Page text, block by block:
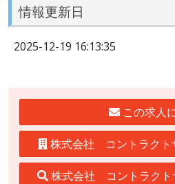
情報更新日
2025-12-19 16:13:35
この求人
株式会社 コントラクト
株式会社 コントラクト